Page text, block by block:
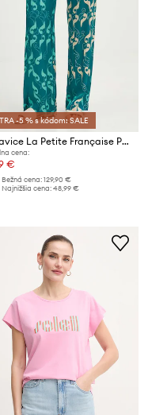
-5 % s kódom: SALE
Nohavice La Petite Française POUDRE
cena:
€
Bežná cena:129,90 €
Najnižšia cena:48,99 €